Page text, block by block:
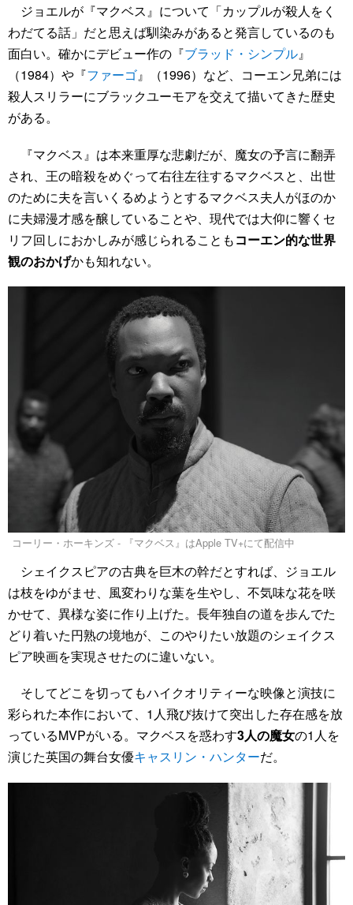
ジョエルが『マクベス』について「カップルが殺人をく
わだてる話」だと思えば馴染みがあると発言しているのも
面白い。確かにデビュー作の『ブラッド・シンプル』
（1984）や『ファーゴ』（1996）など、コーエン兄弟には
殺人スリラーにブラックユーモアを交えて描いてきた歴史
がある。
『マクベス』は本来重厚な悲劇だが、魔女の予言に翻弄
され、王の暗殺をめぐって右往左往するマクベスと、出世
のために夫を言いくるめようとするマクベス夫人がほのか
に夫婦漫才感を醸していることや、現代では大仰に響くセ
リフ回しにおかしみが感じられることもコーエン的な世界
観のおかげかも知れない。
コーリー・ホーキンズ - 『マクベス』はApple TV+にて配信中
シェイクスピアの古典を巨木の幹だとすれば、ジョエル
は枝をゆがませ、風変わりな葉を生やし、不気味な花を咲
かせて、異様な姿に作り上げた。長年独自の道を歩んでた
どり着いた円熟の境地が、このやりたい放題のシェイクス
ピア映画を実現させたのに違いない。
そしてどこを切ってもハイクオリティーな映像と演技に
彩られた本作において、1人飛び抜けて突出した存在感を放
っているMVPがいる。マクベスを惑わす3人の魔女の1人を
演じた英国の舞台女優キャスリン・ハンターだ。